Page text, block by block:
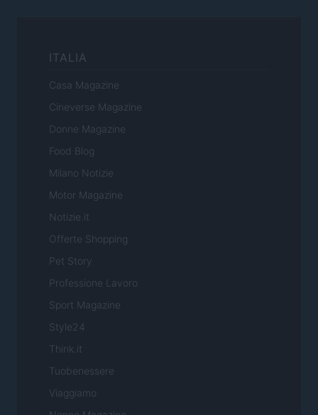
ITALIA
Casa Magazine
Cineverse Magazine
Donne Magazine
Food Blog
Milano Notizie
Motor Magazine
Notizie.it
Offerte Shopping
Pet Story
Professione Lavoro
Sport Magazine
Style24
Think.it
Tuobenessere
Viaggiamo